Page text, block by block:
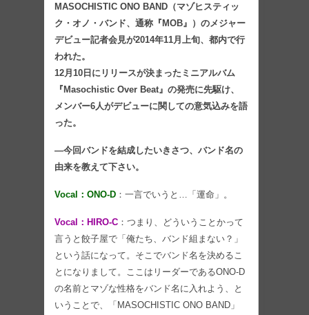
MASOCHISTIC ONO BAND（マゾヒスティッ
ク・オノ・バンド、通称『MOB』）のメジャー
デビュー記者会見が2014年11月上旬、都内で行
われた。
12月10日にリリースが決まったミニアルバム
『Masochistic Over Beat』の発売に先駆け、
メンバー6人がデビューに関しての意気込みを語
った。
―今回バンドを結成したいきさつ、バンド名の
由来を教えて下さい。
Vocal：ONO-D ：一言でいうと…「運命」。
Vocal：HIRO-C ：つまり、どういうことかって
言うと餃子屋で「俺たち、バンド組まない？」
という話になって。そこでバンド名を決めるこ
とになりまして。ここはリーダーであるONO-D
の名前とマゾな性格をバンド名に入れよう、と
いうことで、「MASOCHISTIC ONO BAND」